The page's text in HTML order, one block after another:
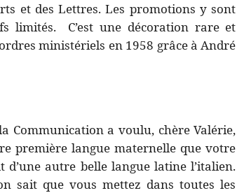
et des Lettres. Les promotions y sont
limités.
C’est une décoration rare et
ministériels en 1958 grâce à André
Communication a voulu, chère Valérie,
première langue maternelle que votre
autre belle langue latine l’italien.
sait que vous mettez dans toutes les